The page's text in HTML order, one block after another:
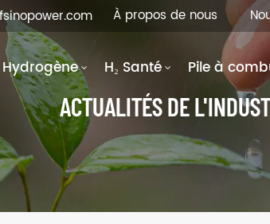
À propos de nous
Hydrogène H₂ Santé Pile à
ACTUALITÉS DE